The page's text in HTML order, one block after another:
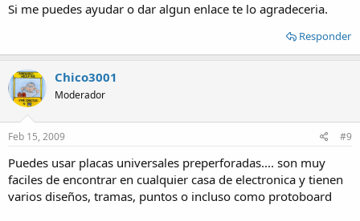
Si me puedes ayudar o dar algun enlace te lo agradeceria.
Responder
Chico3001
Moderador
Feb 15, 2009 #9
Puedes usar placas universales preperforadas.... son muy
faciles de encontrar en cualquier casa de electronica y tienen
varios diseños, tramas, puntos o incluso como protoboard